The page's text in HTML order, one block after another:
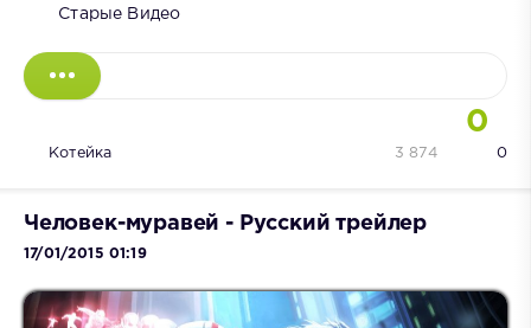
Старые Видео
0
Котейка 0
3 874
Человек-муравей - Русский трейлер
17/01/2015 01:19